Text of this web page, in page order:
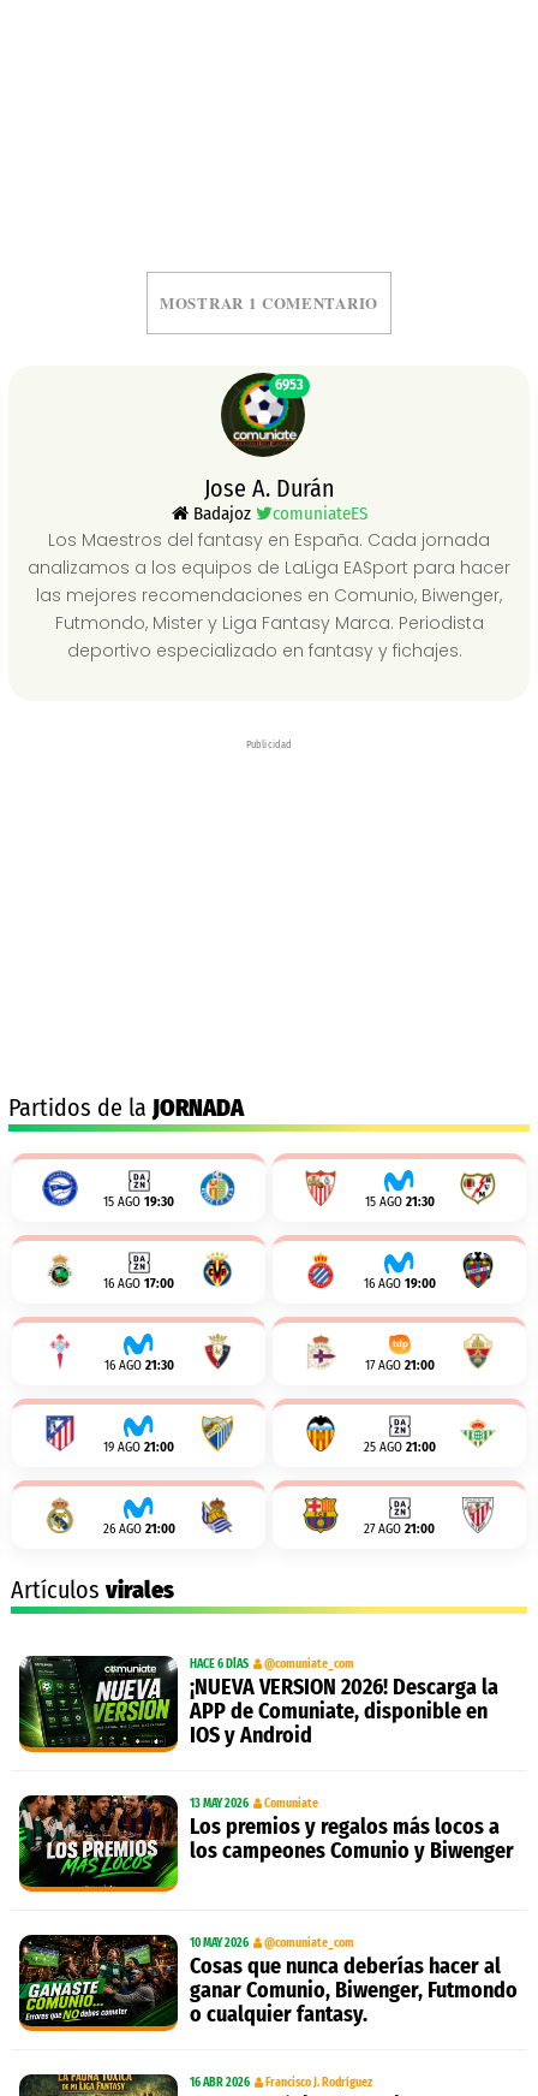
MOSTRAR 1 COMENTARIO
6953
Jose A. Durán
Badajoz comuniateES
Los Maestros del fantasy en España. Cada jornada
analizamos a los equipos de LaLiga EASport para hacer
las mejores recomendaciones en Comunio, Biwenger,
Futmondo, Mister y Liga Fantasy Marca. Periodista
deportivo especializado en fantasy y fichajes.
Publicidad
Partidos de la JORNADA
15 AGO 19:30 15 AGO 21:30
16 AGO 17:00 16 AGO 19:00
16 AGO 21:30 17 AGO 21:00
19 AGO 21:00 25 AGO 21:00
26 AGO 21:00 27 AGO 21:00
Artículosvirales
HACE 6 DÍAS @comuniate_com
¡NUEVA VERSION 2026! Descarga la
APP de Comuniate, disponible en
IOS y Android
13 MAY 2026 Comuniate
Los premios y regalos más locos a
los campeones Comunio y Biwenger
10 MAY 2026 @comuniate_com
Cosas que nunca deberías hacer al
ganar Comunio, Biwenger, Futmondo
o cualquier fantasy.
16 ABR 2026 Francisco J. Rodríguez